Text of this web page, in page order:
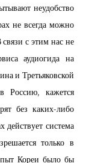
неудобство
не всегда можно
с этим нас не
аудиогида на
и Третьяковской
Россию, кажется
без каких-либо
система
только в
Кореи было бы